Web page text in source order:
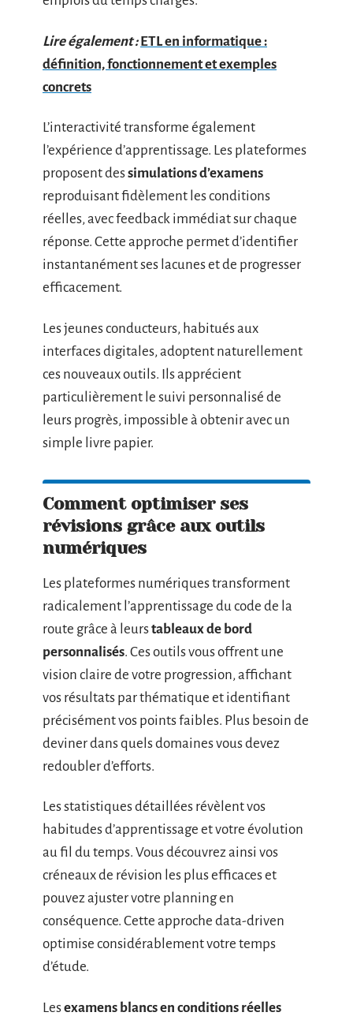
Lire également : ETL en informatique :
définition, fonctionnement et exemples
concrets
L’interactivité transforme également
l’expérience d’apprentissage. Les plateformes
proposent dessimulations d’examens
reproduisant fidèlement les conditions
réelles, avec feedback immédiat sur chaque
réponse. Cette approche permet d’identifier
instantanément ses lacunes et de progresser
efficacement.
Les jeunes conducteurs, habitués aux
interfaces digitales, adoptent naturellement
ces nouveaux outils. Ils apprécient
particulièrement le suivi personnalisé de
leurs progrès, impossible à obtenir avec un
simple livre papier.
Comment optimiser ses
révisions grâce aux outils
numériques
Les plateformes numériques transforment
radicalement l’apprentissage du code de la
route grâce à leurstableaux de bord
personnalisés. Ces outils vous offrent une
vision claire de votre progression, affichant
vos résultats par thématique et identifiant
précisément vos points faibles. Plus besoin de
deviner dans quels domaines vous devez
redoubler d’efforts.
Les statistiques détaillées révèlent vos
habitudes d’apprentissage et votre évolution
au fil du temps. Vous découvrez ainsi vos
créneaux de révision les plus efficaces et
pouvez ajuster votre planning en
conséquence. Cette approche data-driven
optimise considérablement votre temps
d’étude.
Lesexamens blancs en conditions réelles